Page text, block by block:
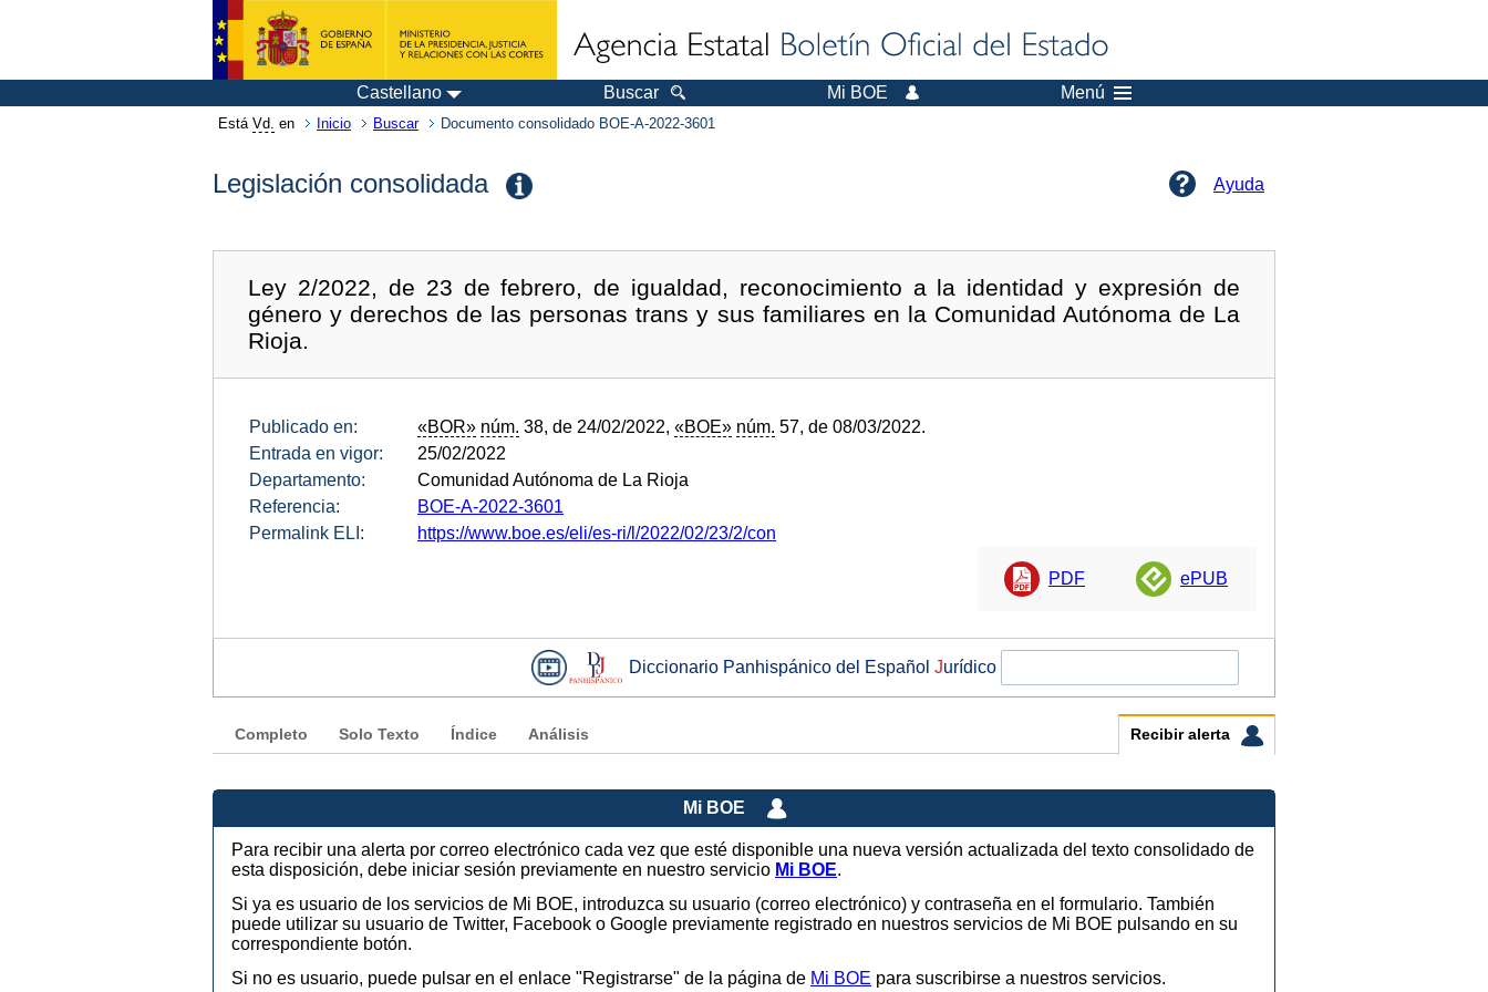
Castellano Buscar Mi BOE Menú
Está Vd. en Inicio Buscar Documento consolidado BOE-A-2022-3601
Legislación consolidada Ayuda
Ley 2/2022, de 23 de febrero, de igualdad, reconocimiento a la identidad y expresión de
género y derechos de las personas trans y sus familiares en la Comunidad Autónoma de La
Rioja.
Publicado en: «BOR» núm. 38, de 24/02/2022, «BOE» núm. 57, de 08/03/2022.
Entrada en vigor:
25/02/2022
Departamento:
Comunidad Autónoma de La Rioja
Referencia:
BOE-A-2022-3601
Permalink ELI:
https://www.boe.es/eli/es-ri/l/2022/02/23/2/con
PDF ePUB
Diccionario Panhispánico del Español Jurídico
Completo Solo Texto Índice Análisis Recibir alerta
Mi BOE
Para recibir una alerta por correo electrónico cada vez que esté disponible una nueva versión actualizada del texto consolidado de
esta disposición, debe iniciar sesión previamente en nuestro servicio Mi BOE.
Si ya es usuario de los servicios de Mi BOE, introduzca su usuario (correo electrónico) y contraseña en el formulario. También
puede utilizar su usuario de Twitter, Facebook o Google previamente registrado en nuestros servicios de Mi BOE pulsando en su
correspondiente botón.
Si no es usuario, puede pulsar en el enlace "Registrarse" de la página de Mi BOE para suscribirse a nuestros servicios.